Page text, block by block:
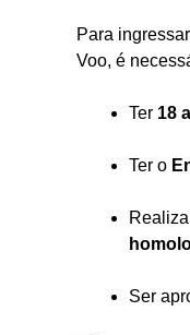
Para
Voo, é
Ter 18
Ter o
Ser